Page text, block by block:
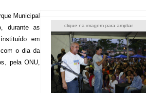
clique na imagem para ampliar
Municipal
durante as
em
o dia da
pela ONU,